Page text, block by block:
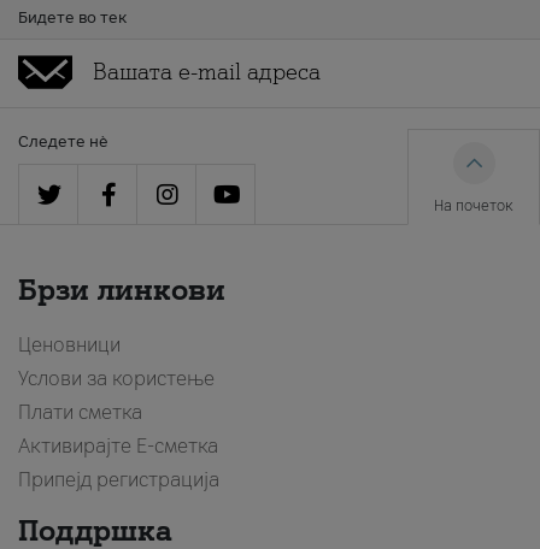
Бидете во тек
Следете нè
На почеток
Брзи линкови
Ценовници
Услови за користење
Плати сметка
Активирајте Е-сметка
Припејд регистрација
Поддршка